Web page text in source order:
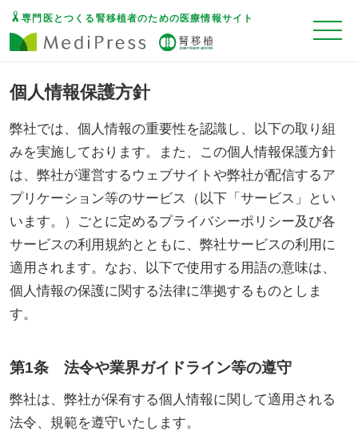
専門医とつくる腎移植者のための医療情報サイト
個人情報保護方針
弊社では、個人情報の重要性を認識し、以下の取り組
みを実施しております。また、この個人情報保護方針
は、弊社が運営するウェブサイトや弊社が配信するア
プリケーション等のサービス（以下「サービス」とい
います。）ごとに定めるプライバシーポリシー及び各
サービスの利用規約とともに、弊社サービスの利用に
適用されます。なお、以下で使用する用語の意味は、
個人情報の保護に関する法律に準拠するものとしま
す。
第1条 法令や業界ガイドライン等の遵守
弊社は、弊社が保有する個人情報に関して適用される
法令、規範を遵守いたします。